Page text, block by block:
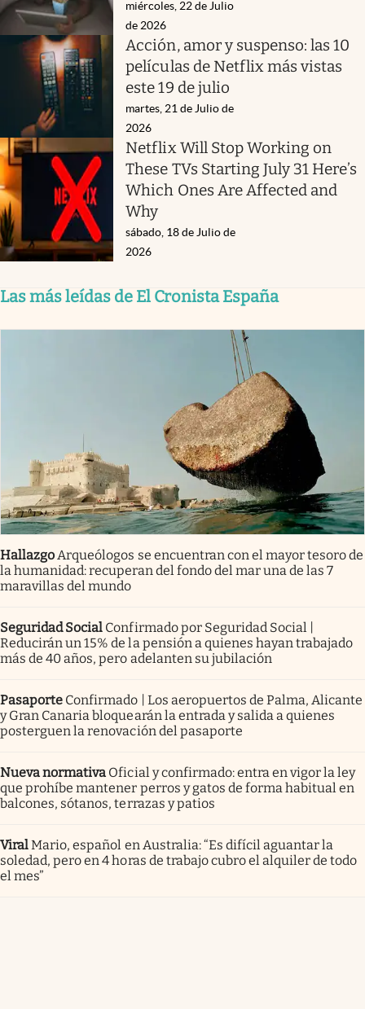
miércoles, 22 de Julio
de 2026
Acción, amor y suspenso: las 10
películas de Netflix más vistas
este 19 de julio
martes, 21 de Julio de
2026
Netflix Will Stop Working on
These TVs Starting July 31 Here’s
Which Ones Are Affected and
Why
sábado, 18 de Julio de
2026
Las más leídas de El Cronista España
Hallazgo Arqueólogos se encuentran con el mayor tesoro de
la humanidad: recuperan del fondo del mar una de las 7
maravillas del mundo
Seguridad Social Confirmado por Seguridad Social |
Reducirán un 15% de la pensión a quienes hayan trabajado
más de 40 años, pero adelanten su jubilación
Pasaporte Confirmado | Los aeropuertos de Palma, Alicante
y Gran Canaria bloquearán la entrada y salida a quienes
posterguen la renovación del pasaporte
Nueva normativa Oficial y confirmado: entra en vigor la ley
que prohíbe mantener perros y gatos de forma habitual en
balcones, sótanos, terrazas y patios
ViralMario, español en Australia: “Es difícil aguantar la
soledad, pero en 4 horas de trabajo cubro el alquiler de todo
el mes”